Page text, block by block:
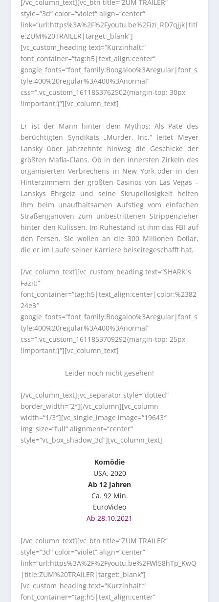
[/vc_column_text][vc_btn title=“ZUM TRAILER“
style=“3d“ color=“violet“ align=“center“
link=“url:https%3A%2F%2Fyoutu.be%2Fizi_RD7qjjk|titl
e:ZUM%20TRAILER|target:_blank“]
[vc_custom_heading text=“Kurzinhalt:“
font_container=“tag:h5|text_align:center“
google_fonts=“font_family:Boogaloo%3Aregular|font_s
tyle:400%20regular%3A400%3Anormal“
css=“.vc_custom_1611853762502{margin-top: 30px
!important;}“][vc_column_text]
Er ist der Mann hinter dem Mythos: Als Pate des
berüchtigten Syndikats „Murder, Inc.“ leitet Meyer
Lansky über Jahrzehnte hinweg die Geschicke der
größten Mafia-Clans. Ob in den innersten Zirkeln des
organisierten Verbrechens in New York oder in den
Hinterzimmern der größten Casinos von Las Vegas –
Lanskys Ehrgeiz und seine Skrupellosigkeit helfen
ihm beim unaufhaltsamen Aufstieg vom einfachen
Straßenganoven zum unbestrittenen Strippenzieher
hinter den Kulissen. Im Ruhestand ist ihm das FBI auf
den Fersen. Sie wollen an die 300 Millionen Dollar,
die er im Laufe seiner Karriere beiseitegeschafft hat.
[/vc_column_text][vc_custom_heading text=“SHARK´s
Fazit:“
font_container=“tag:h5|text_align:center|color:%2382
24e3″
google_fonts=“font_family:Boogaloo%3Aregular|font_s
tyle:400%20regular%3A400%3Anormal“
css=“.vc_custom_1611853709292{margin-top: 25px
!important;}“][vc_column_text]
Leider noch nicht gesehen!
[/vc_column_text][vc_separator style=“dotted“
border_width=“2″][/vc_column][vc_column
width=“1/3″][vc_single_image image=“19643″
img_size=“full“ alignment=“center“
style=“vc_box_shadow_3d“][vc_column_text]
Komödie
USA, 2020
Ab 12 Jahren
Ca. 92 Min.
EuroVideo
Ab 28.10.2021
[/vc_column_text][vc_btn title=“ZUM TRAILER“
style=“3d“ color=“violet“ align=“center“
link=“url:https%3A%2F%2Fyoutu.be%2FWl58hTp_KwQ
|title:ZUM%20TRAILER|target:_blank“]
[vc_custom_heading text=“Kurzinhalt:“
font_container=“tag:h5|text_align:center“